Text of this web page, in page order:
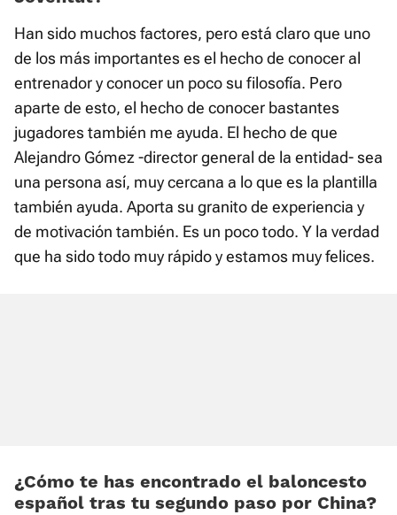
Han sido muchos factores, pero está claro que uno
de los más importantes es el hecho de conocer al
entrenador y conocer un poco su filosofía. Pero
aparte de esto, el hecho de conocer bastantes
jugadores también me ayuda. El hecho de que
Alejandro Gómez -director general de la entidad- sea
una persona así, muy cercana a lo que es la plantilla
también ayuda. Aporta su granito de experiencia y
de motivación también. Es un poco todo. Y la verdad
que ha sido todo muy rápido y estamos muy felices.
¿Cómo te has encontrado el baloncesto
español tras tu segundo paso por China?